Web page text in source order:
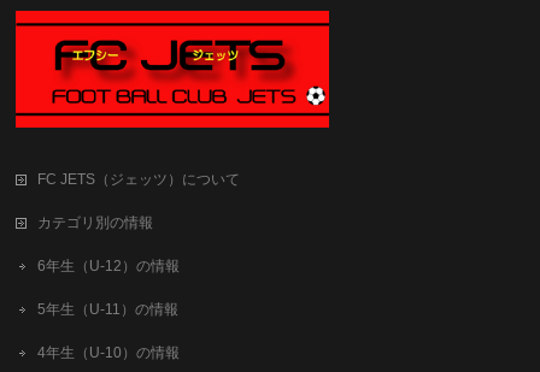
FC JETS（ジェッツ）について
カテゴリ別の情報
6年生（U-12）の情報
5年生（U-11）の情報
4年生（U-10）の情報